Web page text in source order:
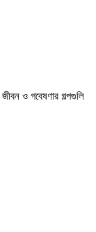
জীবন ও গবেষণার গল্পগুলি